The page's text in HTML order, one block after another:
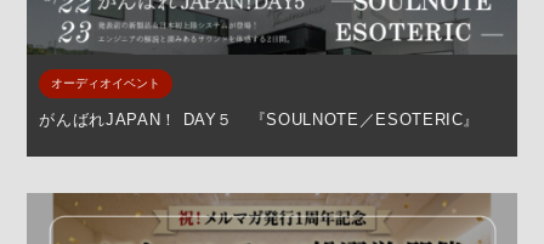
オーディオイベント
がんばれJAPAN！ DAY５ 『SOULNOTE／ESOTERIC』